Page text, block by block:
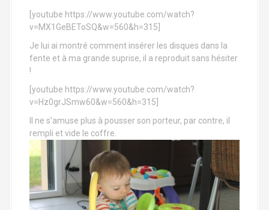
[youtube https://www.youtube.com/watch?
v=MX1GeBEToSQ&w=560&h=315]
Je lui ai montré comment insérer les disques dans la
fente et à ma grande suprise, il a reproduit sans hésiter
!
[youtube https://www.youtube.com/watch?
v=Hz0grJSmw60&w=560&h=315]
Il ne s’amuse plus à pousser son porteur, par contre, il
rempli et vide le coffre.